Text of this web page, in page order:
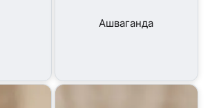
Ашваганда